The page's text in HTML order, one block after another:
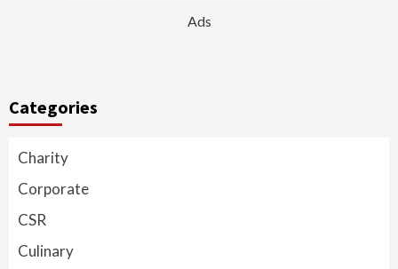
Ads
Categories
Charity
Corporate
CSR
Culinary